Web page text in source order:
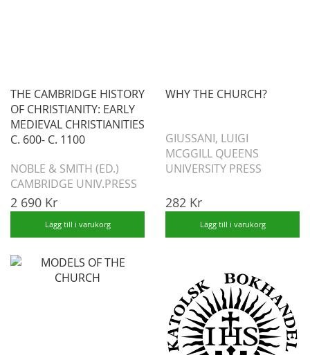
THE CAMBRIDGE HISTORY
OF CHRISTIANITY: EARLY
MEDIEVAL CHRISTIANITIES
C. 600- C. 1100
NOBLE & SMITH (ED.)
CAMBRIDGE UNIV.PRESS
2 690 Kr
Lägg till i varukorg
WHY THE CHURCH?
GIUSSANI, LUIGI
MCGGILL QUEENS
UNIVERSITY PRESS
282 Kr
Lägg till i varukorg